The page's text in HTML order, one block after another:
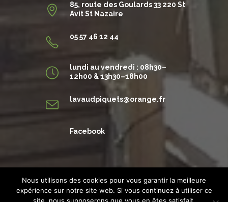
85, route des Goulards 33 220 St
Avit St Nazaire
05 57 46 12 44
lundi au vendredi : 08h30–
12h00 & 13h30–18h00
lavaudpiquets@orange.frS’ouvre
application
Facebook
Tous droits réservés Lavaud Piquets - Création :Distinguez-vous.com
Nous utilisons des cookies pour vous garantir la meilleure
expérience sur notre site web. Si vous continuez à utiliser ce